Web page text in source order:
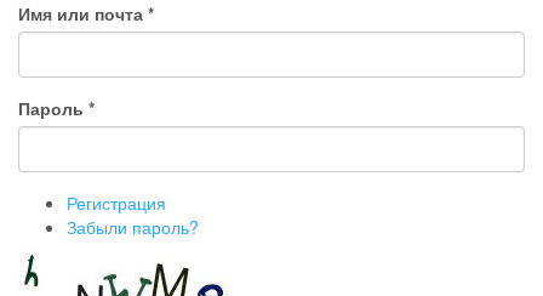
Имя или почта *
Пароль *
Регистрация
Забыли пароль?